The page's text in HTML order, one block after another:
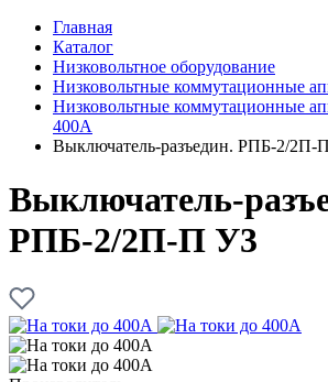
Главная
Каталог
Низковольтное оборудование
Низковольтные коммутационные
Низковольтные коммутационные
400А
Выключатель-разъедин. РПБ-2/2П-
Выключатель-
РПБ-2/2П-П У3